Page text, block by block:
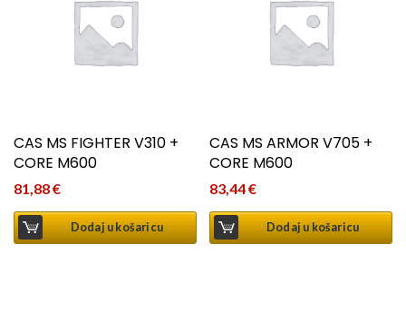
CAS MS FIGHTER V310 +
CORE M600
81,88€
Dodaj u košaricu
CAS MS ARMOR V705 +
CORE M600
83,44€
Dodaj u košaricu